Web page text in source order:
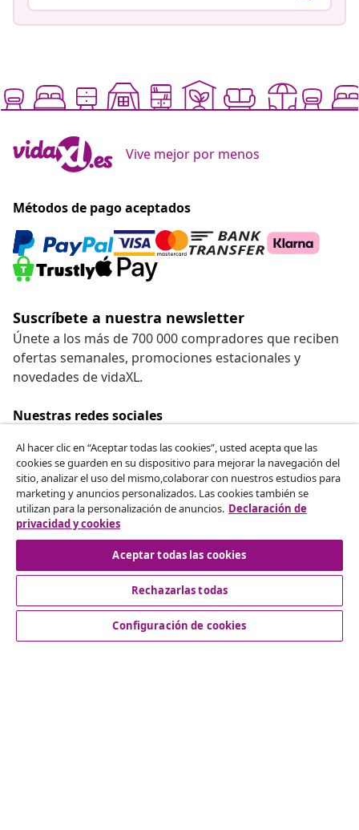
Vive mejor por menos
Métodos de pago aceptados
Suscríbete a nuestra newsletter
Únete a los más de 700 000 compradores que reciben
ofertas semanales, promociones estacionales y
novedades de vidaXL.
Nuestras redes sociales
Desistir del contrato
Solicita la cancelación de tu pedido.
Desistir del contrato
Servicio al Cliente
Al hacer clic en “Aceptar todas las cookies”, usted acepta que las
cookies se guarden en su dispositivo para mejorar la navegación del
sitio, analizar el uso del mismo,colaborar con nuestros estudios para
marketing y anuncios personalizados. Las cookies también se
utilizan para la personalización de anuncios. Declaración de
privacidad y cookies
Aceptar todas las cookies
Rechazarlas todas
Configuración de cookies